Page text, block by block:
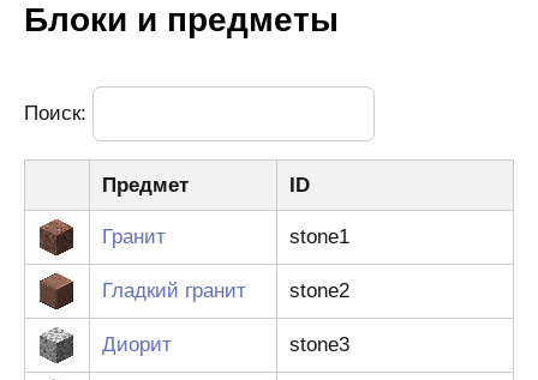
Блоки и предметы
Поиск:
Предмет ID
Гранит stone1
Гладкий гранит stone2
Диорит stone3